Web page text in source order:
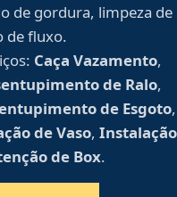
de gordura, limpeza de
de fluxo.
Caça Vazamento,
de Ralo,
de Esgoto,
de Vaso, Instalação
de Box.